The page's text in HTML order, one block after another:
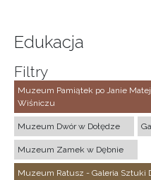
Edukacja
Filtry
Muzeum Pamiątek po Janie
Wiśniczu
Muzeum Dwór w Dołędze
Muzeum Zamek w Dębnie
Muzeum Ratusz - Galeria Sztuki